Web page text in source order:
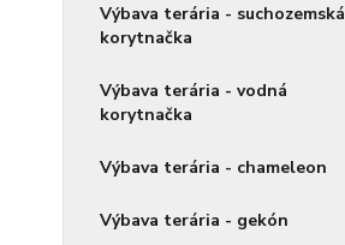
Výbava terária - suchozemská
korytnačka
Výbava terária - vodná
korytnačka
Výbava terária - chameleon
Výbava terária - gekón